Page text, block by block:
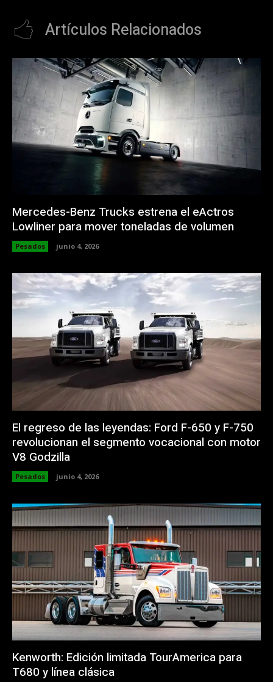
Artículos Relacionados
Mercedes-Benz Trucks estrena el eActros
Lowliner para mover toneladas de volumen
Pesados junio 4, 2026
El regreso de las leyendas: Ford F-650 y F-750
revolucionan el segmento vocacional con motor
V8 Godzilla
Pesados junio 4, 2026
Kenworth: Edición limitada TourAmerica para
T680 y línea clásica